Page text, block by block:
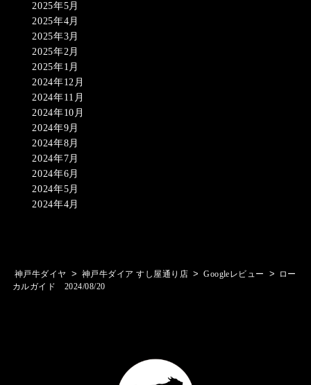
2025年5月
2025年4月
2025年3月
2025年2月
2025年1月
2024年12月
2024年11月
2024年10月
2024年9月
2024年8月
2024年7月
2024年6月
2024年5月
2024年4月
神戸牛ダイヤ > 神戸牛ダイア すし屋通り店 > Googleレビュー >
ロー
カルガイド 2024/08/20